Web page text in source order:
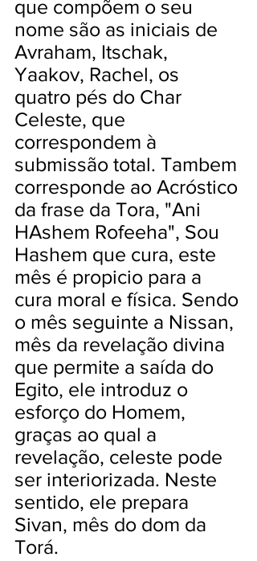
que compõem o seu
nome são as iniciais de
Avraham, Itschak,
Yaakov, Rachel, os
quatro pés do Char
Celeste, que
correspondem à
submissão total. Tambem
corresponde ao Acróstico
da frase da Tora, "Ani
HAshem Rofeeha", Sou
Hashem que cura, este
mês é propicio para a
cura moral e física. Sendo
o mês seguinte a Nissan,
mês da revelação divina
que permite a saída do
Egito, ele introduz o
esforço do Homem,
graças ao qual a
revelação, celeste pode
ser interiorizada. Neste
sentido, ele prepara
Sivan, mês do dom da
Torá.